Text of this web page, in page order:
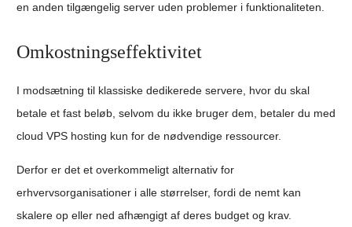
en anden tilgængelig server uden problemer i funktionaliteten.
Omkostningseffektivitet
I modsætning til klassiske dedikerede servere, hvor du skal
betale et fast beløb, selvom du ikke bruger dem, betaler du med
cloud VPS hosting kun for de nødvendige ressourcer.
Derfor er det et overkommeligt alternativ for
erhvervsorganisationer i alle størrelser, fordi de nemt kan
skalere op eller ned afhængigt af deres budget og krav.